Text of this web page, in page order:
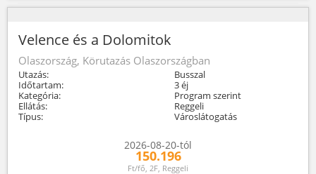
Velence és a Dolomitok
Olaszország, Körutazás Olaszországban
Utazás:
Busszal
Időtartam:
3 éj
Kategória:
Program szerint
Ellátás:
Reggeli
Típus:
Városlátogatás
2026-08-20-tól
150.196
Ft/fő, 2F, Reggeli